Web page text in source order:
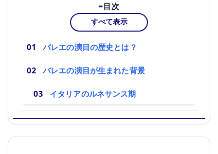
目次
すべて表示
バレエの演目の歴史とは？
バレエの演目が生まれた背景
イタリアのルネサンス期